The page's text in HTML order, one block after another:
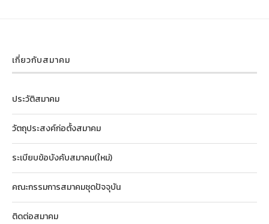
เกี่ยวกับสมาคม
ประวัติสมาคม
วัตถุประสงค์ก่อตั้งสมาคม
ระเบียบข้อบังคับสมาคม(ใหม่)
คณะกรรมการสมาคมชุดปัจจุบัน
ติดต่อสมาคม